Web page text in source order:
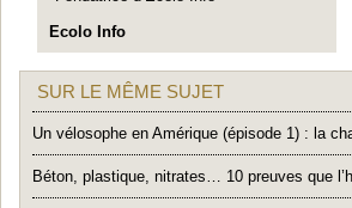
Ecolo Info
SUR LE MÊME SUJET
Un vélosophe en Amérique (épisode 1) : la
Béton, plastique, nitrates… 10 preuves que